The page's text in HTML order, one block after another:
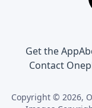
Get the App
Contact
Copyright © 2026,